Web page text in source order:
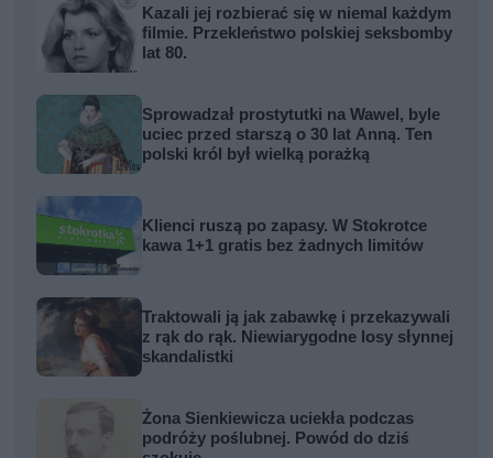
Kazali jej rozbierać się w niemal każdym
filmie. Przekleństwo polskiej seksbomby
lat 80.
Sprowadzał prostytutki na Wawel, byle
uciec przed starszą o 30 lat Anną. Ten
polski król był wielką porażką
Klienci ruszą po zapasy. W Stokrotce
kawa 1+1 gratis bez żadnych limitów
Traktowali ją jak zabawkę i przekazywali
z rąk do rąk. Niewiarygodne losy słynnej
skandalistki
Żona Sienkiewicza uciekła podczas
podróży poślubnej. Powód do dziś